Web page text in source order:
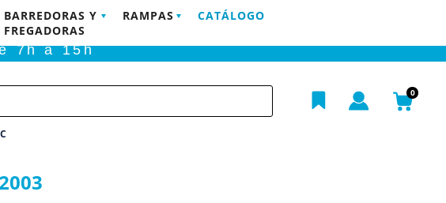
POSTVENTA EMPRESA
7h a 15h
0
BARREDORAS Y
FREGADORAS
RAMPAS CATÁLOGO